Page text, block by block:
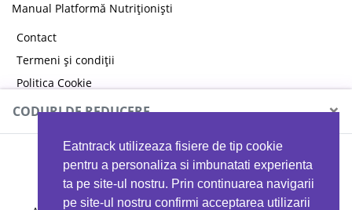
Eatntrack utilizeaza fisiere de tip cookie
pentru a personaliza si imbunatati experienta
ta pe site-ul nostru. Prin continuarea navigarii
pe site-ul nostru confirmi acceptarea utilizarii
Manual Platformă Nutriționiști
Contact
Termeni și condiții
Politica Cookie
Politica de confidențialitate
CODURI DE REDUCERE ×
MYPROTEIN